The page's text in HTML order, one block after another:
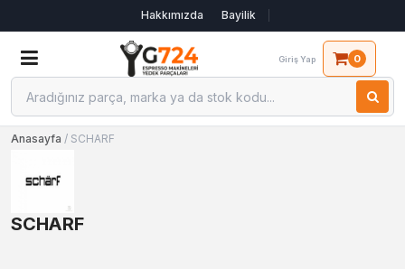
Hakkımızda Bayilik
Giriş Yap 0
Anasayfa / SCHARF
SCHARF